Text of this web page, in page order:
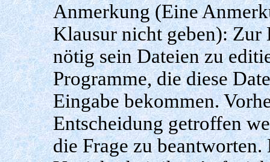
Anmerkung (Eine
Klausur nicht geben):
nötig sein Dateien zu
Programme, die diese
Eingabe bekommen.
Entscheidung getroffen
die Frage zu